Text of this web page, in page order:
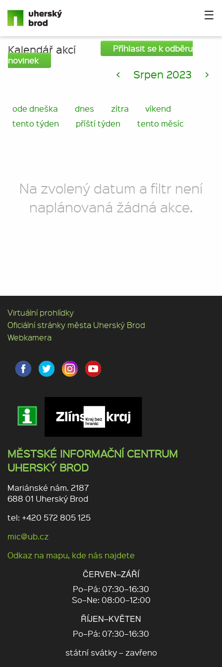
☰
Kalendář akcí
Příhlasit se k odběru
novinek
< Srpen 2023 >
ode dneška dnes zítra
víkend
tento týden
příští týden tento měsíc
Na zvolený datum a filtr není
naplánovaná žádná akce.
Virtuální prohlídky
Oficiální stránky města Uherský Brod
Webkamera
MĚSTSKÉ INFORMAČNÍ CENTRUM
UHERSKÝ BROD
Mariánské nám. 2187
688 01 Uherský Brod
tel: +420 572 805 125
mic@ub.cz
Odkaz na mapu, kde nás najdete
ČERVEN–ZÁŘÍ
Po–Pá: 07:30–16:30
So–Ne: 08:00–12:00
ŘÍJEN–KVĚTEN
Po–Pá: 07:30–16:30
státní svátky – zavřeno